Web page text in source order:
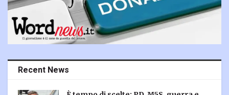
Recent News